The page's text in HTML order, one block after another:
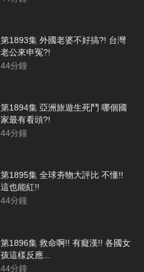
第1893集 外國老婆不好搞?! 台灣
老公來申冤?!
44分鐘
第1894集 亞洲旅遊生死鬥 哪個國
家最有看頭?!
44分鐘
第1895集 全球夯物大評比 不懂!!
這也能紅!!
44分鐘
第1896集 救命啊!! 有癡漢!! 各國女
孩這樣反應...
44分鐘